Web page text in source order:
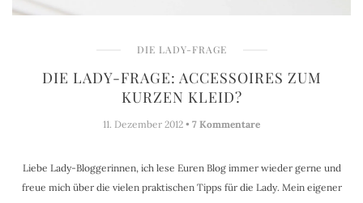
DIE LADY-FRAGE
DIE LADY-FRAGE: ACCESSOIRES ZUM
KURZEN KLEID?
11. Dezember 2012 • 7 Kommentare
Liebe Lady-Bloggerinnen, ich lese Euren Blog immer wieder gerne und
freue mich über die vielen praktischen Tipps für die Lady. Mein eigener